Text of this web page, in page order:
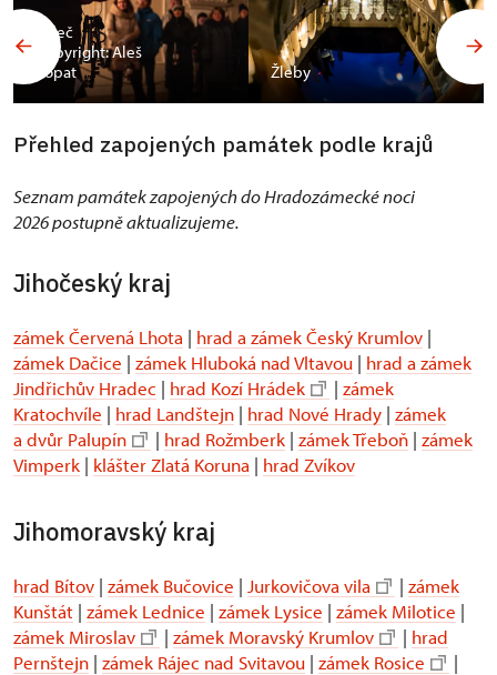
Valeč
Copyright: Aleš
Vopat
Žleby
Přehled zapojených památek podle krajů
Seznam památek zapojených do Hradozámecké noci
2026 postupně aktualizujeme.
Jihočeský kraj
zámek Červená Lhota | hrad a zámek Český Krumlov |
zámek Dačice | zámek Hluboká nad Vltavou | hrad a zámek
Jindřichův Hradec | hrad Kozí Hrádek | zámek
Kratochvíle | hrad Landštejn | hrad Nové Hrady | zámek
a dvůr Palupín
| hrad Rožmberk | zámek Třeboň | zámek
Vimperk | klášter Zlatá Koruna | hrad Zvíkov
Jihomoravský kraj
hrad Bítov | zámek Bučovice | Jurkovičova vila | zámek
Kunštát | zámek Lednice | zámek Lysice | zámek Milotice |
zámek Miroslav
| zámek Moravský Krumlov | hrad
Pernštejn | zámek Rájec nad Svitavou | zámek Rosice |